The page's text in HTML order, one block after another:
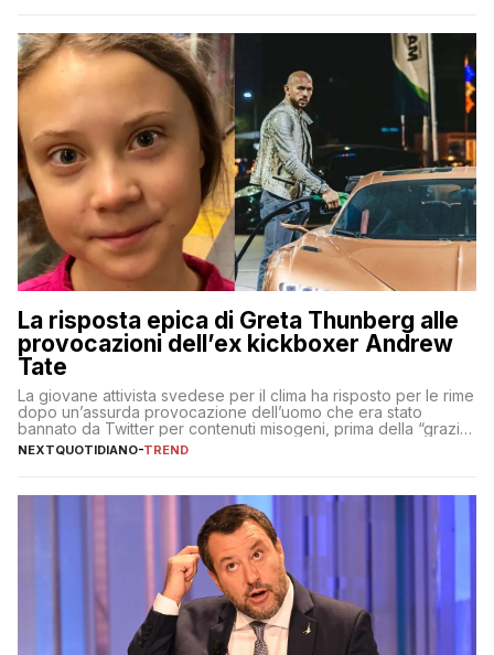
La risposta epica di Greta Thunberg alle
provocazioni dell’ex kickboxer Andrew
Tate
La giovane attivista svedese per il clima ha risposto per le rime
dopo un’assurda provocazione dell’uomo che era stato
bannato da Twitter per contenuti misogeni, prima della “grazia”
di Elon Musk
NEXTQUOTIDIANO-TREND